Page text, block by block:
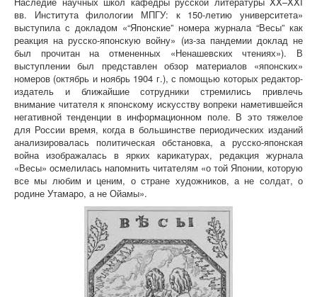
вв. Института филологии МПГУ: к 150-летию университета»
выступила с докладом «“Японские” номера журнала “Весы” как
реакция на русско-японскую войну» (из-за пандемии доклад не
был прочитан на отмененных «Ненашевских чтениях»). В
выступлении был представлен обзор материалов «японских»
номеров (октябрь и ноябрь 1904 г.), с помощью которых редактор-
издатель и ближайшие сотрудники стремились привлечь
внимание читателя к японскому искусству вопреки наметившейся
негативной тенденции в информационном поле. В это тяжелое
для России время, когда в большинстве периодических изданий
анализировалась политическая обстановка, а русско-японская
война изображалась в ярких карикатурах, редакция журнала
«Весы» осмелилась напомнить читателям «о той Японии, которую
все мы любим и ценим, о стране художников, а не солдат, о
родине Утамаро, а не Ойамы».